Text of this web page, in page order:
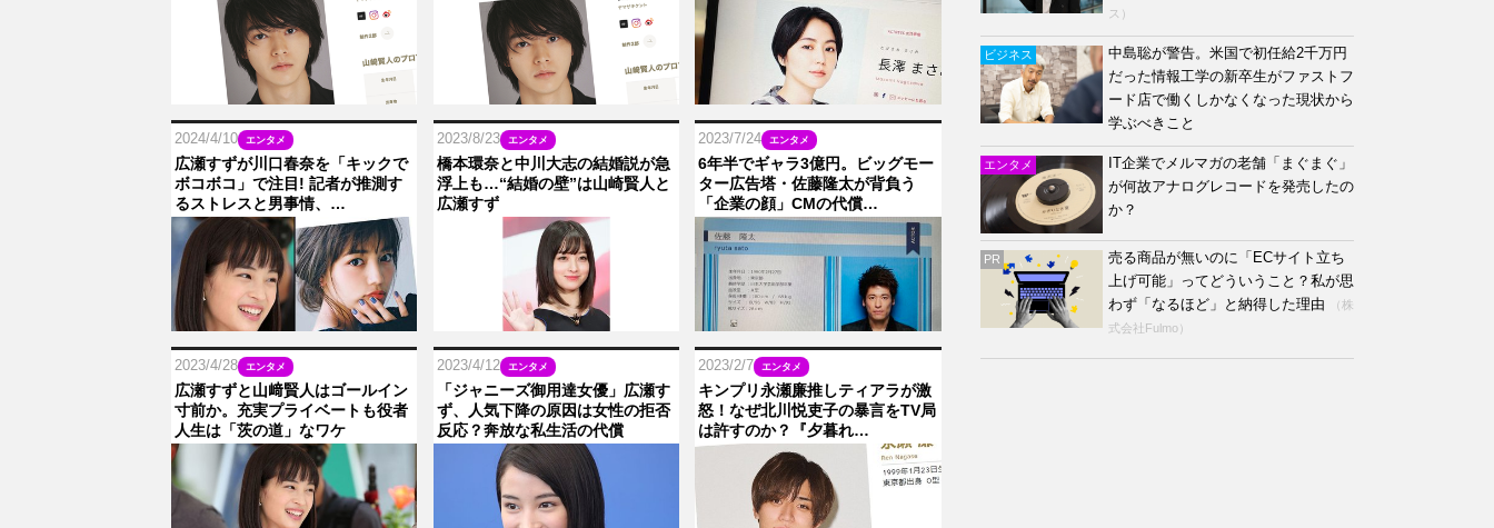
2024/4/10 エンタメ
広瀬すずが川口春奈を「キックで
ボコボコ」で注目! 記者が推測す
るストレスと男事情、…
2023/8/23 エンタメ
橋本環奈と中川大志の結婚説が急
浮上も…“結婚の壁”は山崎賢人と
広瀬すず
2023/7/24 エンタメ
6年半でギャラ3億円。ビッグモー
ター広告塔・佐藤隆太が背負う
「企業の顔」CMの代償…
2023/4/28 エンタメ
広瀬すずと山﨑賢人はゴールイン
寸前か。充実プライベートも役者
人生は「茨の道」なワケ
2023/4/12 エンタメ
「ジャニーズ御用達女優」広瀬す
ず、人気下降の原因は女性の拒否
反応？奔放な私生活の代償
2023/2/7 エンタメ
キンプリ永瀬廉推しティアラが激
怒！なぜ北川悦吏子の暴言をTV局
は許すのか？『夕暮れ…
ス）
ビジネス
中島聡が警告。米国で初任給2千万円
だった情報工学の新卒生がファストフ
ード店で働くしかなくなった現状から
学ぶべきこと
エンタメ
IT企業でメルマガの老舗「まぐまぐ」
が何故アナログレコードを発売したの
か？
PR
売る商品が無いのに「ECサイト立ち
上げ可能」ってどういうこと？私が思
わず「なるほど」と納得した理由
（株
式会社Fulmo）